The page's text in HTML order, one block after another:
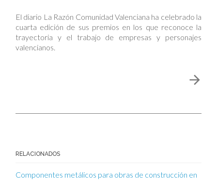
para obras
El diario La Razón Comunidad Valenciana ha celebrado la
cuarta edición de sus premios en los que reconoce la
trayectoria y el trabajo de empresas y personajes
valencianos.
RELACIONADOS
Componentes metálicos para obras de construcción en